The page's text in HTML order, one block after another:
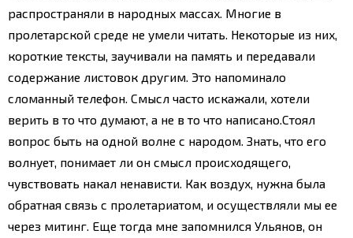
распространяли в народных массах. Многие в
пролетарской среде не умели читать. Некоторые из них,
короткие тексты, заучивали на память и передавали
содержание листовок другим. Это напоминало
сломанный телефон. Смысл часто искажали, хотели
верить в то что думают, а не в то что написано. Стоял
вопрос быть на одной волне с народом. Знать, что его
волнует, понимает ли он смысл происходящего,
чувствовать накал ненависти. Как воздух, нужна была
обратная связь с пролетариатом, и осуществляли мы ее
через митинг. Еще тогда мне запомнился Ульянов, он